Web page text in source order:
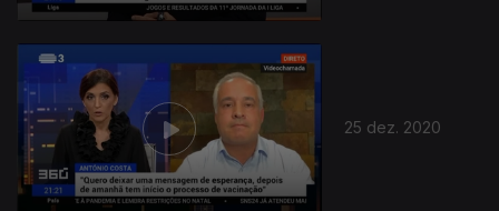
25 dez. 2020